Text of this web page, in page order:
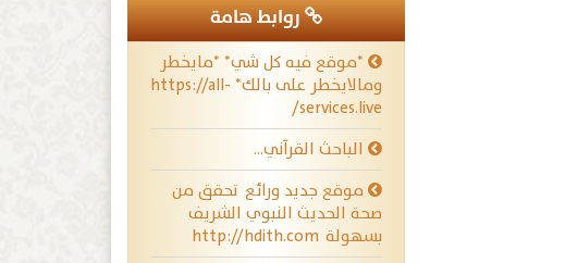
روابط هامة
*موقع فيه كل شي* *مايخطر
ومالايخطر على بالك* https://all-
services.live/
الباحث القرآني…
موقع جديد ورائع تحقق من
صحة الحديث النبوي الشريف
بسهولة http://hdith.com